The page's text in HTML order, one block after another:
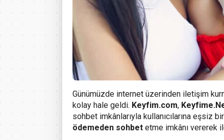
Günümüzde internet üzerinden iletişim
kolay hale geldi. Keyfim.com,
sohbet imkânlarıyla kullanıcılarına eşsiz
ödemeden sohbet etme imkânı vererek